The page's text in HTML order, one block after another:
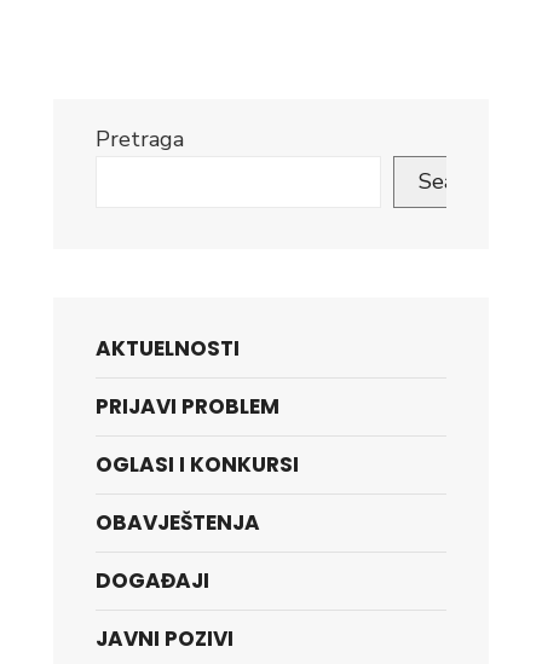
Pretraga
Search
AKTUELNOSTI
PRIJAVI PROBLEM
OGLASI I KONKURSI
OBAVJEŠTENJA
DOGAĐAJI
JAVNI POZIVI